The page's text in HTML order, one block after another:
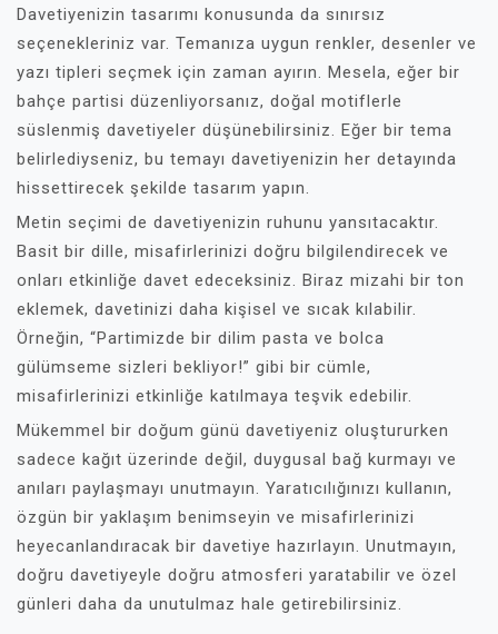
Davetiyenizin tasarımı konusunda da sınırsız
seçenekleriniz var. Temanıza uygun renkler, desenler ve
yazı tipleri seçmek için zaman ayırın. Mesela, eğer bir
bahçe partisi düzenliyorsanız, doğal motiflerle
süslenmiş davetiyeler düşünebilirsiniz. Eğer bir tema
belirlediyseniz, bu temayı davetiyenizin her detayında
hissettirecek şekilde tasarım yapın.
Metin seçimi de davetiyenizin ruhunu yansıtacaktır.
Basit bir dille, misafirlerinizi doğru bilgilendirecek ve
onları etkinliğe davet edeceksiniz. Biraz mizahi bir ton
eklemek, davetinizi daha kişisel ve sıcak kılabilir.
Örneğin, “Partimizde bir dilim pasta ve bolca
gülümseme sizleri bekliyor!” gibi bir cümle,
misafirlerinizi etkinliğe katılmaya teşvik edebilir.
Mükemmel bir doğum günü davetiyeniz oluştururken
sadece kağıt üzerinde değil, duygusal bağ kurmayı ve
anıları paylaşmayı unutmayın. Yaratıcılığınızı kullanın,
özgün bir yaklaşım benimseyin ve misafirlerinizi
heyecanlandıracak bir davetiye hazırlayın. Unutmayın,
doğru davetiyeyle doğru atmosferi yaratabilir ve özel
günleri daha da unutulmaz hale getirebilirsiniz.